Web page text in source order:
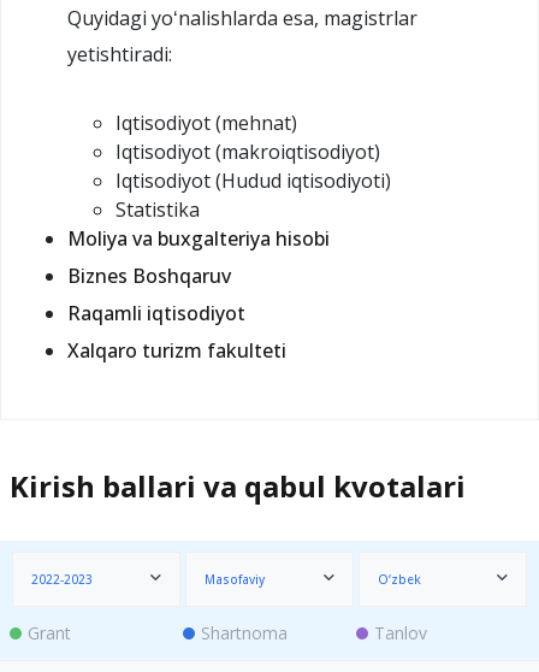
Quyidagi yoʻnalishlarda esa, magistrlar
yetishtiradi:
Iqtisodiyot (mehnat)
Iqtisodiyot (makroiqtisodiyot)
Iqtisodiyot (Hudud iqtisodiyoti)
Statistika
Moliya va buxgalteriya hisobi
Biznes Boshqaruv
Raqamli iqtisodiyot
Xalqaro turizm fakulteti
Kirish ballari va qabul kvotalari
2022-2023 Masofaviy O‘zbek
Grant Shartnoma Tanlov